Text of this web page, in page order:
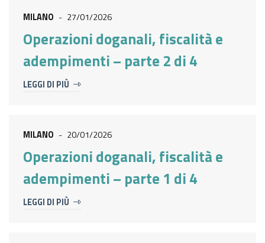
MILANO - 27/01/2026
Operazioni doganali, fiscalità e
adempimenti – parte 2 di 4
LEGGI DI PIÙ
MILANO - 20/01/2026
Operazioni doganali, fiscalità e
adempimenti – parte 1 di 4
LEGGI DI PIÙ